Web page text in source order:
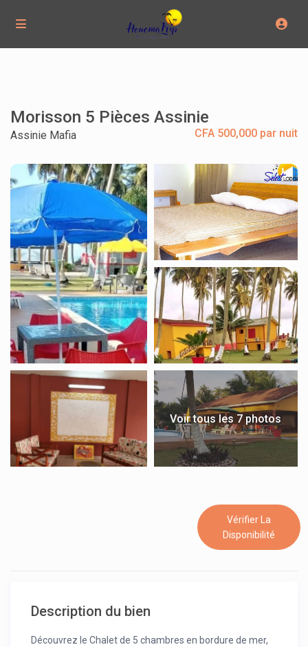
Morisson 5 Pièces Assinie
CFA 500,000 par nuit
Assinie Mafia
Voir tous les 7 photos
Vérifier La
Disponibilité
Description du bien
Découvrez le Chalet de 5 chambres en bordure de mer,